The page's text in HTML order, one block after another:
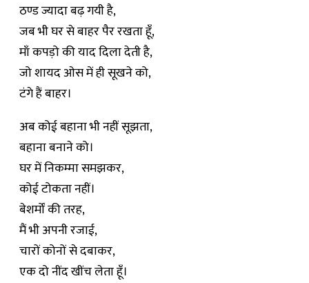
ठण्ड ज्यादा बढ़ गयी है,
जब भी घर से बाहर पैर रखता हूँ,
माँ कपड़ो की याद दिला देती है,
जो शायद ओस में ही सूखने को,
टंगे हैं बाहर।
अब कोई बहाना भी नहीं सूझता,
बहाना बनाने को।
घर में निकम्मा समझकर,
कोई टोकता नहीं।
बेशर्मों की तरह,
मैं भी अपनी रजाई,
चारों कोनों से दबाकर,
एक दो नींद खींच लेता हूँ।